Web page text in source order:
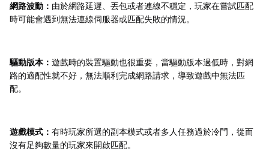
網路波動： 由於網路延遲、丟包或者連線不穩定，玩家在嘗試匹配
時可能會遇到無法連線伺服器或匹配失敗的情況。
驅動版本： 遊戲時的裝置驅動也很重要，當驅動版本過低時，對網
路的適配性就不好，無法順利完成網路請求，導致遊戲中無法匹
配。
遊戲模式： 有時玩家所選的副本模式或者多人任務過於冷門，從而
沒有足夠數量的玩家來開啟匹配。